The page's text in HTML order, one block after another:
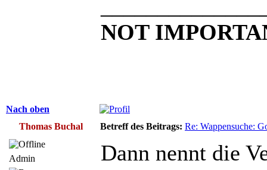
NOT
Nach oben
Thomas Buchal
Betreff des Beitrags: Re: Wappensuche:
Admin
Dann nennt die